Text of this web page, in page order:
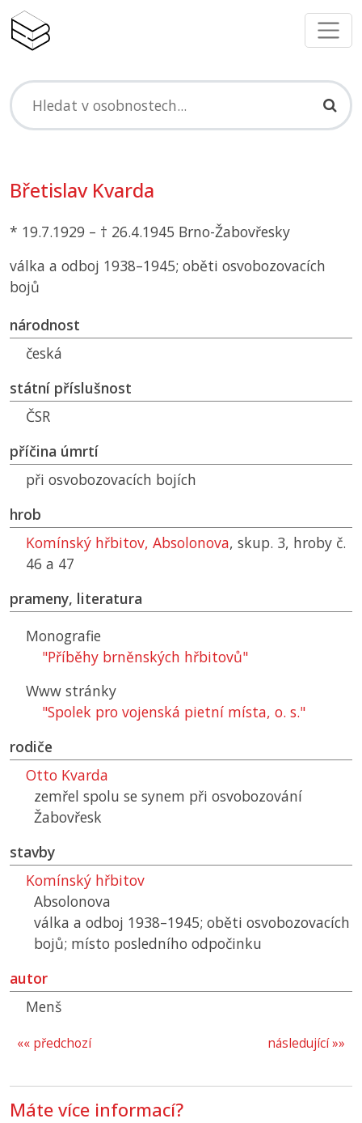
Břetislav Kvarda
* 19.7.1929 – † 26.4.1945 Brno-Žabovřesky
válka a odboj 1938–1945; oběti osvobozovacích
bojů
národnost
česká
státní příslušnost
ČSR
příčina úmrtí
při osvobozovacích bojích
hrob
Komínský hřbitov, Absolonova, skup. 3, hroby č.
46 a 47
prameny, literatura
Monografie
"Příběhy brněnských hřbitovů"
Www stránky
"Spolek pro vojenská pietní místa, o. s."
rodiče
Otto Kvarda
zemřel spolu se synem při osvobozování
Žabovřesk
stavby
Komínský hřbitov
Absolonova
válka a odboj 1938–1945; oběti osvobozovacích
bojů; místo posledního odpočinku
autor
Menš
následující »»
«« předchozí
Máte více informací?